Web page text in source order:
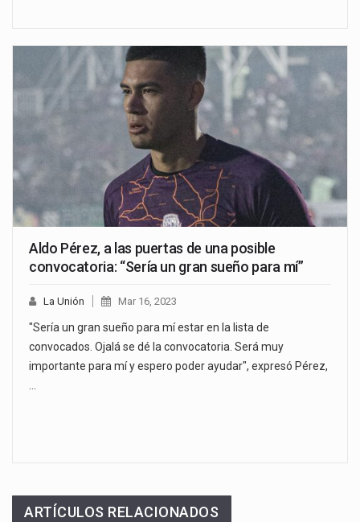
Aldo Pérez, a las puertas de una posible
convocatoria: “Sería un gran sueño para mí”
La Unión Mar 16, 2023
"Sería un gran sueño para mí estar en la lista de
convocados. Ojalá se dé la convocatoria. Será muy
importante para mí y espero poder ayudar", expresó Pérez,
ARTÍCULOS RELACIONADOS